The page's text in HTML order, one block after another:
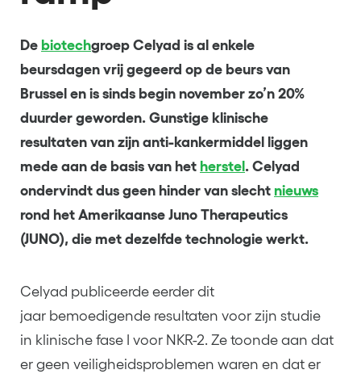
De biotechgroep Celyad is al enkele
beursdagen vrij gegeerd op de beurs van
Brussel en is sinds begin november zo’n 20%
duurder geworden. Gunstige klinische
resultaten van zijn anti-kankermiddel liggen
mede aan de basis van het herstel . Celyad
ondervindt dus geen hinder van slecht nieuws
rond het Amerikaanse Juno Therapeutics
(JUNO), die met dezelfde technologie werkt.
Celyad publiceerde eerder dit
jaar bemoedigende resultaten voor zijn studie
in klinische fase I voor NKR-2. Ze toonde aan dat
er geen veiligheidsproblemen waren en dat er